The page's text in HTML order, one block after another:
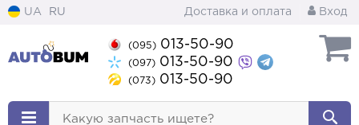
UA RU Доставка и оплата Вход
(095) 013-50-90
(097) 013-50-90
(073) 013-50-90
Какую запчасть ищете?